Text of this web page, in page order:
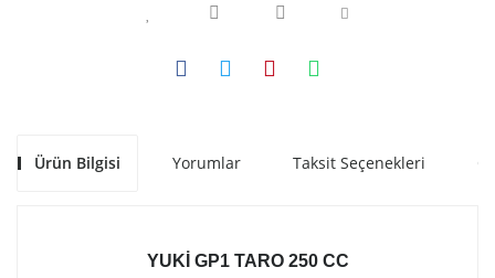
Ürün Bilgisi Yorumlar Taksit Seçenekleri
YUKI GP1 TARO 250 CC